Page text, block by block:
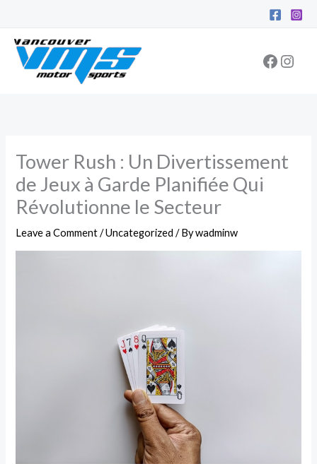
content
Tower Rush : Un Divertissement
de Jeux à Garde Planifiée Qui
Révolutionne le Secteur
Leave a Comment /Uncategorized / Bywadminw